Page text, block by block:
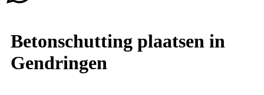
Betonschutting plaatsen in
Gendringen